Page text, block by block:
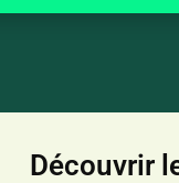
Découvrir